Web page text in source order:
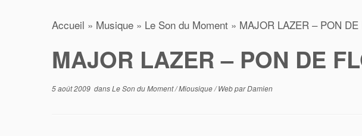
Accueil » Musique » Le Son du Moment » MAJOR LAZER – PON DE
MAJOR LAZER – PON DE
5 août 2009 dansLe Son du Moment/Miousique/WebparDamien